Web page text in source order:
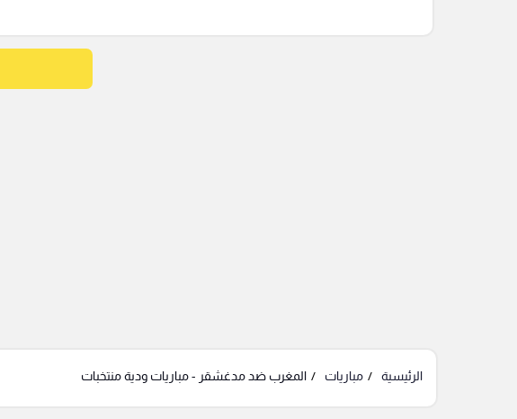
الرئيسية مباريات المغرب ضد مدغشقر - مباريات ودية منتخبات